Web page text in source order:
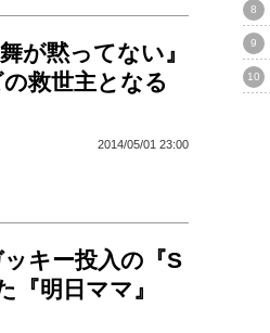
が黙ってない』
救世主となる
2014/05/01 23:00
キー投入の『S
『明日ママ』